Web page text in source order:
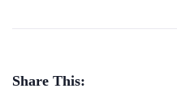
Share This: